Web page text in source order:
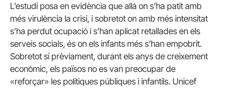
L’estudi posa en evidència que allà on s’ha patit amb
més virulència la crisi, i sobretot on amb més intensitat
s’ha perdut ocupació i s’han aplicat retallades en els
serveis socials, és on els infants més s’han empobrit.
Sobretot si prèviament, durant els anys de creixement
econòmic, els països no es van preocupar de
«reforçar» les polítiques públiques i infantils. Unicef